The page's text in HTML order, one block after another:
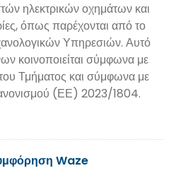
ηλεκτρικών οχημάτων και
όπως παρέχονται από το
Υπηρεσιών. Αυτό
κοινοποιείται σύμφωνα με
Τμήματος και σύμφωνα με
(ΕΕ) 2023/1804.
Waze